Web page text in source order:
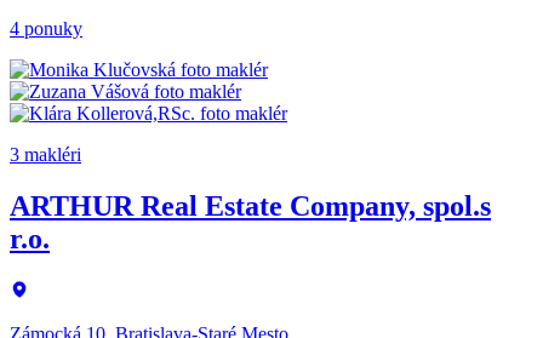
4 ponuky
3 makléri
ARTHUR Real Estate Company, spol.s
r.o.